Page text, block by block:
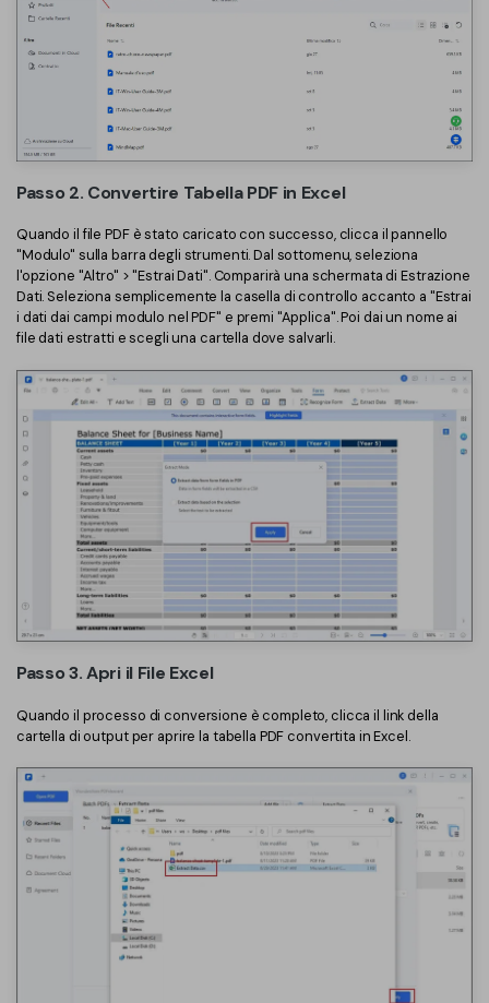
Leggi PDF con AI
Chat con documento
AI Image Generator
PDFelement per iOS
PDFelement per Android
Tutorial Video
Support
Contatta il supporto
Specifiche tecniche
Aggiornamenti
Centro di download
Passo 2. Convertire Tabella PDF in Excel
Quando il file PDF è stato caricato con successo, clicca il pannello
"Modulo" sulla barra degli strumenti. Dal sottomenu, seleziona
l'opzione "Altro" > "Estrai Dati". Comparirà una schermata di Estrazione
Dati. Seleziona semplicemente la casella di controllo accanto a "Estrai
i dati dai campi modulo nel PDF" e premi "Applica". Poi dai un nome ai
file dati estratti e scegli una cartella dove salvarli.
Passo 3. Apri il File Excel
Quando il processo di conversione è completo, clicca il link della
cartella di output per aprire la tabella PDF convertita in Excel.